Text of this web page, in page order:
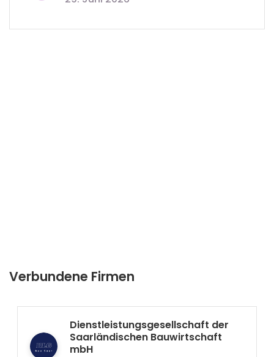
Verbundene Firmen
Dienstleistungsgesellschaft der
Saarländischen Bauwirtschaft
mbH